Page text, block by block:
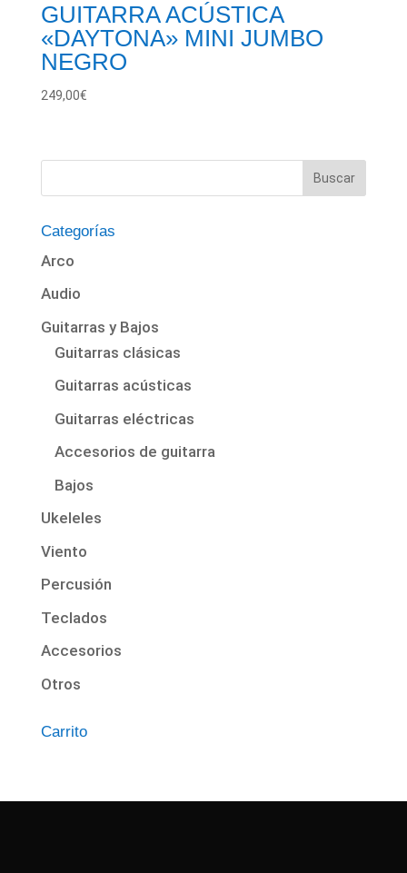
GUITARRA ACÚSTICA
«DAYTONA» MINI JUMBO
NEGRO
249,00€
Categorías
Arco
Audio
Guitarras y Bajos
Guitarras clásicas
Guitarras acústicas
Guitarras eléctricas
Accesorios de guitarra
Bajos
Ukeleles
Viento
Percusión
Teclados
Accesorios
Otros
Carrito